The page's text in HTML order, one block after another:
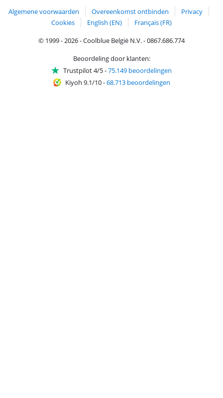
Algemene voorwaarden Overeenkomst ontbinden
Privacy
Cookies
English (EN)
Français (FR)
© 1999 - 2026 - Coolblue België N.V. - 0867.686.774
Beoordeling door klanten:
Trustpilot 4/5-75.149 beoordelingen
Kiyoh 9.1/10-68.713 beoordelingen